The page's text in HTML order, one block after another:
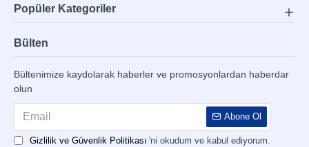
Popüler Kategoriler
Bülten
Bültenimize kaydolarak haberler ve promosyonlardan haberdar
olun
Abone Ol
Gizlilik ve Güvenlik Politikası 'ni okudum ve kabul ediyorum.